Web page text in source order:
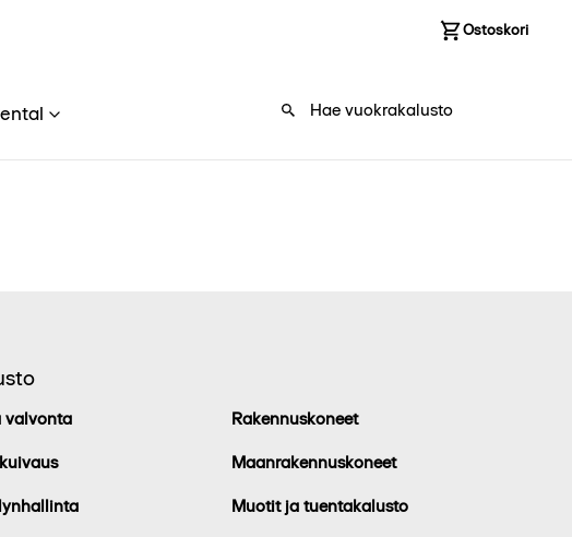
Ostoskori
valvonta Rakennuskoneet
Maanrakennuskoneet
Muotit ja tuentakalusto